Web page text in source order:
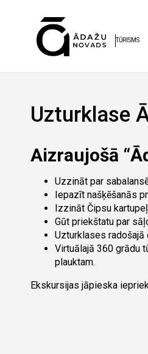
TŪRISMS
Uzturklase
Aizraujošā
Uzzināt par
Iepazīt našķēšanās
Izzināt Čipsu
Gūt priekštatu par
Uzturklases radošajā
Virtuālajā 360 grādu
plauktam.
Ekskursijas jāpieska